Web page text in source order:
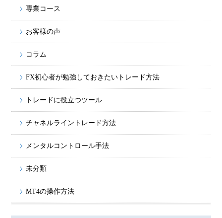
専業コース
お客様の声
コラム
FX初心者が勉強しておきたいトレード方法
トレードに役立つツール
チャネルライントレード方法
メンタルコントロール手法
未分類
MT4の操作方法